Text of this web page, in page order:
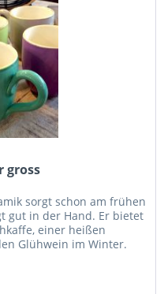
gross
sorgt schon am frühen
gut in der Hand. Er bietet
einer heißen
Glühwein im Winter.